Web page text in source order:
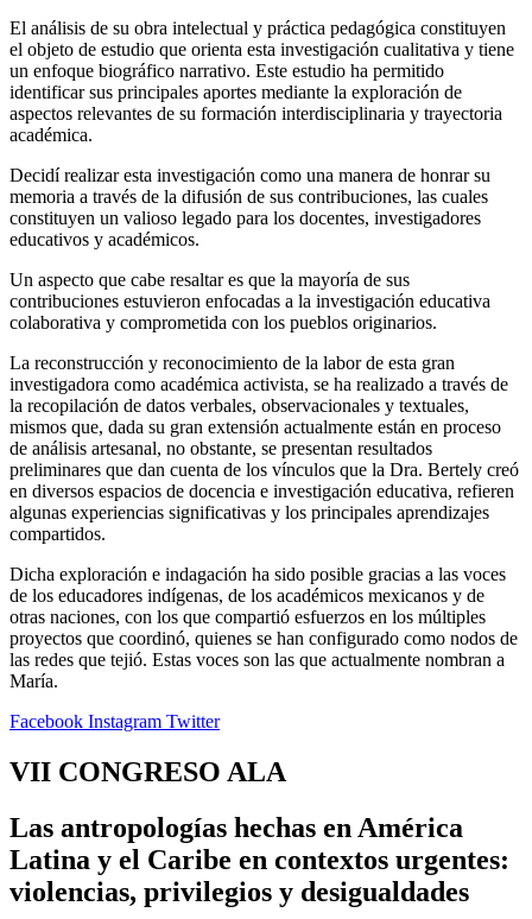
El análisis de su obra intelectual y práctica pedagógica constituyen
el objeto de estudio que orienta esta investigación cualitativa y tiene
un enfoque biográfico narrativo. Este estudio ha permitido
identificar sus principales aportes mediante la exploración de
aspectos relevantes de su formación interdisciplinaria y trayectoria
académica.
Decidí realizar esta investigación como una manera de honrar su
memoria a través de la difusión de sus contribuciones, las cuales
constituyen un valioso legado para los docentes, investigadores
educativos y académicos.
Un aspecto que cabe resaltar es que la mayoría de sus
contribuciones estuvieron enfocadas a la investigación educativa
colaborativa y comprometida con los pueblos originarios.
La reconstrucción y reconocimiento de la labor de esta gran
investigadora como académica activista, se ha realizado a través de
la recopilación de datos verbales, observacionales y textuales,
mismos que, dada su gran extensión actualmente están en proceso
de análisis artesanal, no obstante, se presentan resultados
preliminares que dan cuenta de los vínculos que la Dra. Bertely creó
en diversos espacios de docencia e investigación educativa, refieren
algunas experiencias significativas y los principales aprendizajes
compartidos.
Dicha exploración e indagación ha sido posible gracias a las voces
de los educadores indígenas, de los académicos mexicanos y de
otras naciones, con los que compartió esfuerzos en los múltiples
proyectos que coordinó, quienes se han configurado como nodos de
las redes que tejió. Estas voces son las que actualmente nombran a
María.
Facebook Instagram Twitter
VII CONGRESO ALA
Las antropologías hechas en América
Latina y el Caribe en contextos urgentes:
violencias, privilegios y desigualdades